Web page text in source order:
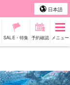
日本語
SALE・特集 予約確認 メニュー